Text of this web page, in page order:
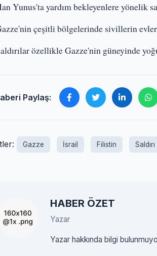
Yunus'ta yardım bekleyenlere yönelik
çeşitli bölgelerinde sivillerin
özellikle Gazze'nin güneyinde
Paylaş:
Gazze İsrail Filistin Saldırı
HABER ÖZET
Yazar
Yazar hakkında bilgi